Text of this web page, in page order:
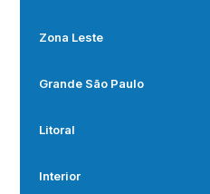
Zona Leste
Grande São Paulo
Litoral
Interior